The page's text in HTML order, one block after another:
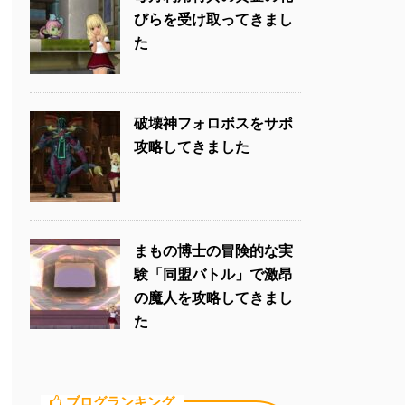
びらを受け取ってきまし
た
破壊神フォロボスをサポ
攻略してきました
まもの博士の冒険的な実
験「同盟バトル」で激昂
の魔人を攻略してきまし
た